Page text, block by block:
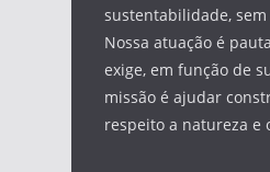
sustentabilidade,
Nossa atuação é
exige, em função de
missão é ajudar
respeito a natureza e